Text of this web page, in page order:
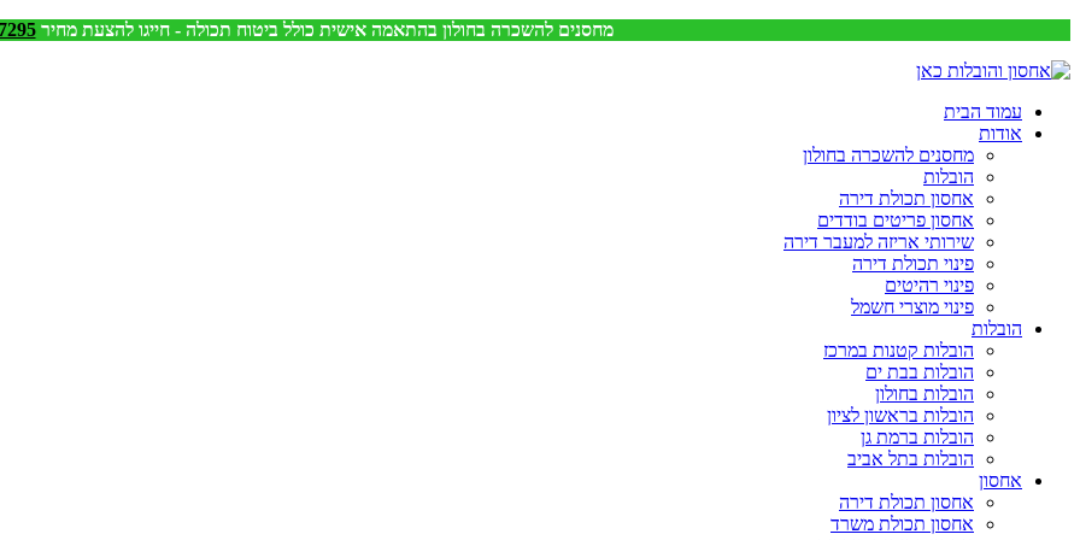
מחסנים להשכרה בחולון בהתאמה אישית כולל ביטוח תכולה - חייגו להצעת מחיר
עמוד הבית
אודות
מחסנים להשכרה בחולון
הובלות
אחסון תכולת דירה
אחסון פריטים בודדים
שירותי אריזה למעבר דירה
פינוי תכולת דירה
פינוי רהיטים
פינוי מוצרי חשמל
הובלות
הובלות קטנות במרכז
הובלות בבת ים
הובלות בחולון
הובלות בראשון לציון
הובלות ברמת גן
הובלות בתל אביב
אחסון
אחסון תכולת דירה
אחסון תכולת משרד